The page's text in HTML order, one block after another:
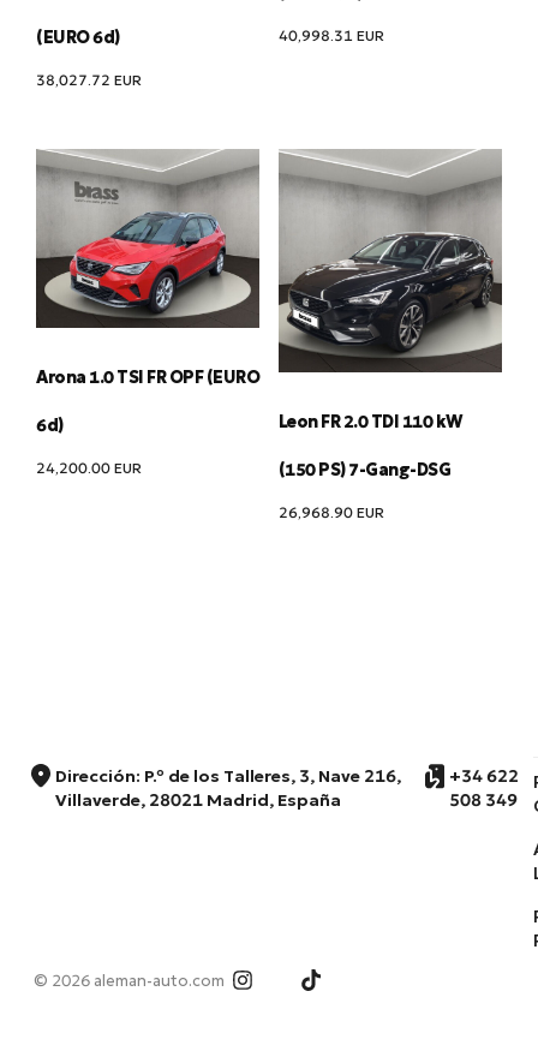
(EURO 6d)
38,027.72 EUR
40,998.31 EUR
Arona 1.0 TSI FR OPF (EURO
6d)
24,200.00 EUR
Leon FR 2.0 TDI 110 kW
(150 PS) 7-Gang-DSG
26,968.90 EUR
Dirección: P.º de los Talleres, 3, Nave 216,
Villaverde, 28021 Madrid, España
+34 622
508 349
© 2026 aleman-auto.com